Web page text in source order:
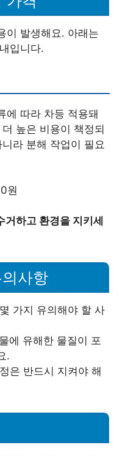
이 발생해요. 아래는
입니다.
에 따라 차등 적용돼
높은 비용이 책정되
라 분해 작업이 필요
원
하고 환경을 지키세
사항
가지 유의해야 할 사
에 유해한 물질이 포
.
은 반드시 지켜야 해